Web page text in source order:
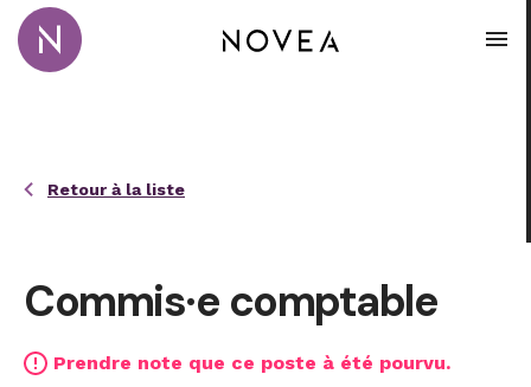
Passer au contenu principal
Retour à la liste
Commis·e comptable
Prendre note que ce poste à été pourvu.